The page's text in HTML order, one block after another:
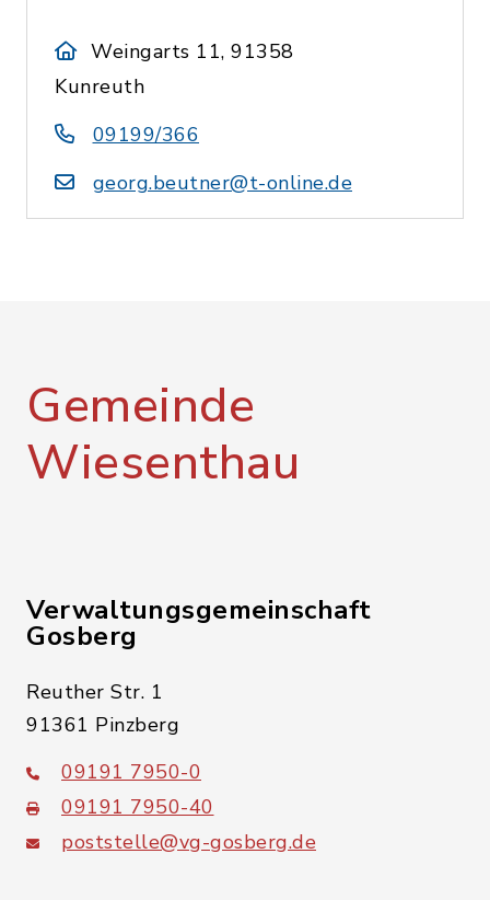
Weingarts 11, 91358
Kunreuth
09199/366
georg.beutner@t-online.de
Gemeinde
Wiesenthau
Verwaltungsgemeinschaft
Gosberg
Reuther Str. 1
91361 Pinzberg
09191 7950-0
09191 7950-40
poststelle@vg-gosberg.de